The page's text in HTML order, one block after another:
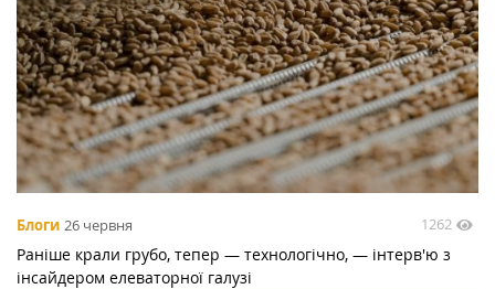
Блоги 26 червня 1262
Раніше крали грубо, тепер — технологічно, — інтерв'ю з
інсайдером елеваторної галузі